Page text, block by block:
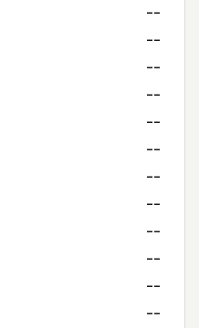
--
--
--
--
--
--
--
--
--
--
--
--